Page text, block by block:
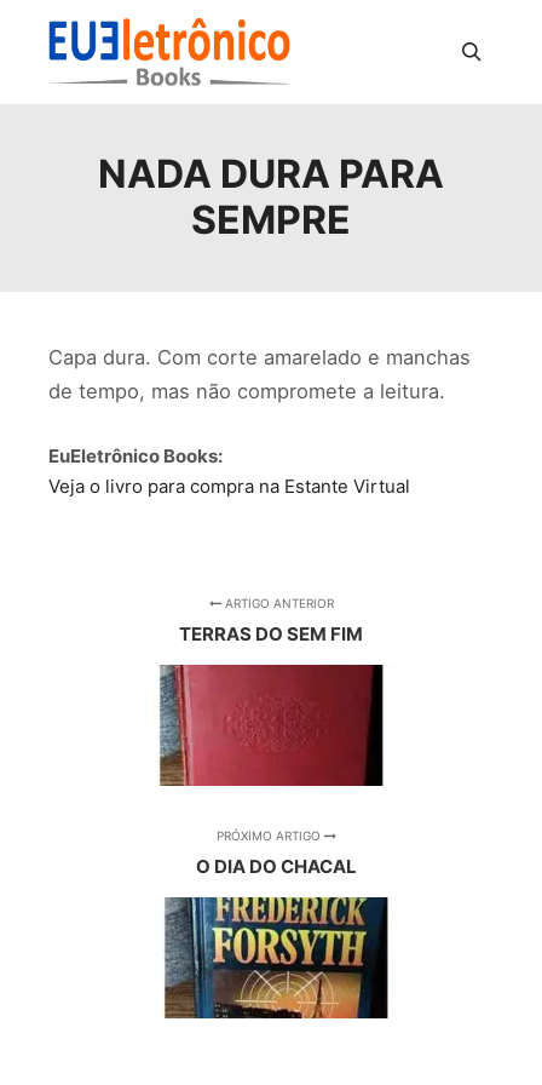
NADA DURA PARA
SEMPRE
Capa dura. Com corte amarelado e manchas
de tempo, mas não compromete a leitura.
EuEletrônico Books:
Veja o livro para compra na Estante Virtual
ARTIGO ANTERIOR
TERRAS DO SEM FIM
PRÓXIMO ARTIGO
O DIA DO CHACAL